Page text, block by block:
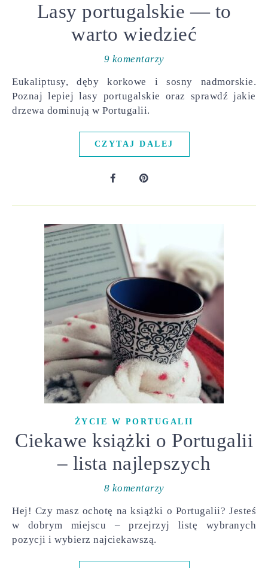
Lasy portugalskie — to
warto wiedzieć
9 komentarzy
Eukaliptusy, dęby korkowe i sosny nadmorskie.
Poznaj lepiej lasy portugalskie oraz sprawdź jakie
drzewa dominują w Portugalii.
CZYTAJ DALEJ
ŻYCIE W PORTUGALII
Ciekawe książki o Portugalii
– lista najlepszych
8 komentarzy
Hej! Czy masz ochotę na książki o Portugalii? Jesteś
w dobrym miejscu – przejrzyj listę wybranych
pozycji i wybierz najciekawszą.